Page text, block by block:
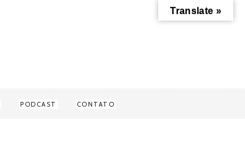
PODCAST CONTATO
Translate »